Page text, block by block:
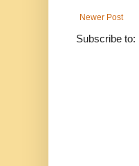
Newer Post
Subscribe to: